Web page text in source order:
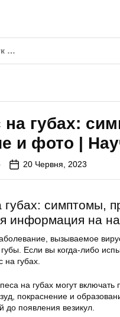
на губах:
и фото |
20 Червня, 2023
губах: симптомы,
информация на
вызываемое
Если вы когда-либо
на губах.
на губах могут включать
покраснение и
до появления везикул.